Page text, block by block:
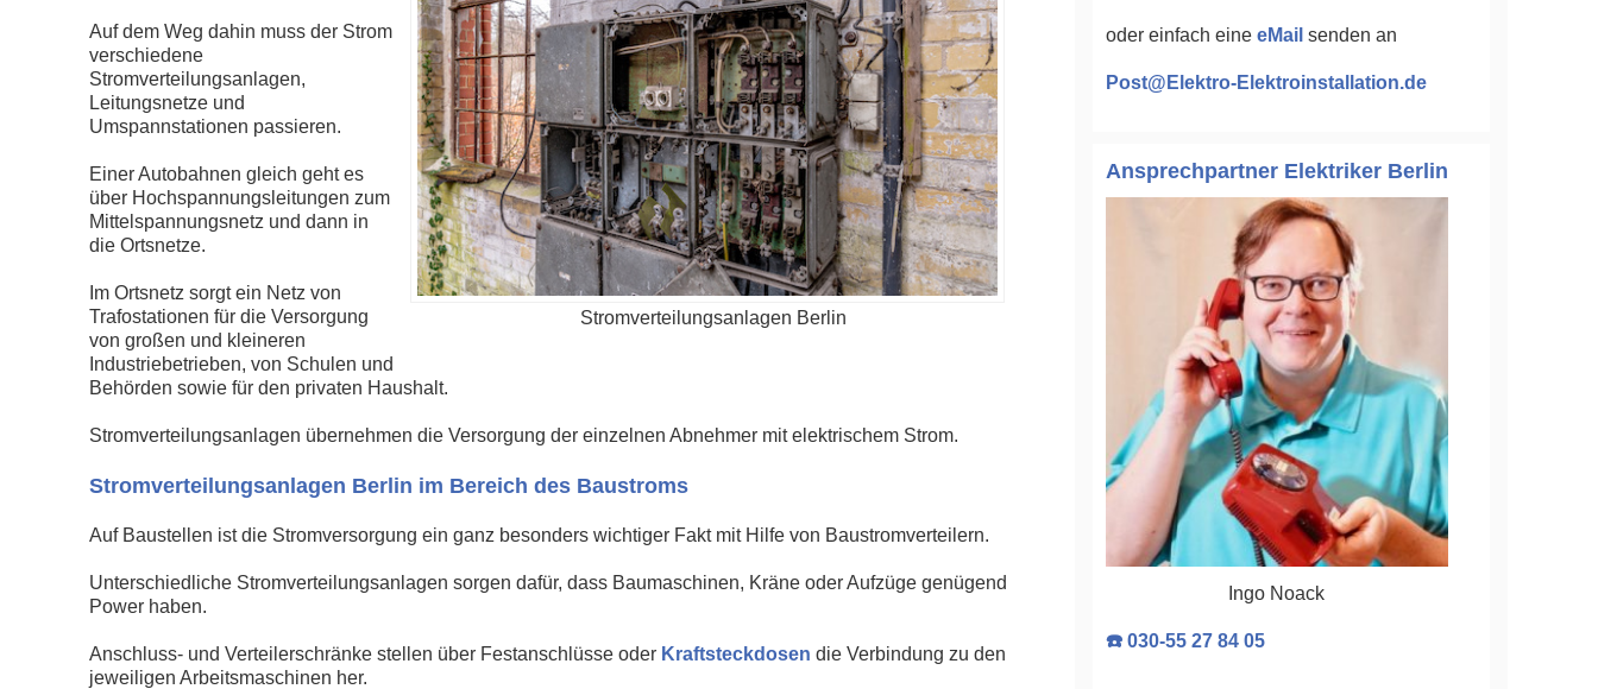
Stromverteilungsanlagen Berlin
Auf dem Weg dahin muss der Strom
verschiedene
Stromverteilungsanlagen,
Leitungsnetze und
Umspannstationen passieren.
Einer Autobahnen gleich geht es
über Hochspannungsleitungen zum
Mittelspannungsnetz und dann in
die Ortsnetze.
Im Ortsnetz sorgt ein Netz von
Trafostationen für die Versorgung
von großen und kleineren
Industriebetrieben, von Schulen und
Behörden sowie für den privaten Haushalt.
Stromverteilungsanlagen übernehmen die Versorgung der einzelnen Abnehmer mit elektrischem Strom.
Stromverteilungsanlagen Berlin im Bereich des Baustroms
Auf Baustellen ist die Stromversorgung ein ganz besonders wichtiger Fakt mit Hilfe von Baustromverteilern.
Unterschiedliche Stromverteilungsanlagen sorgen dafür, dass Baumaschinen, Kräne oder Aufzüge genügend
Power haben.
Anschluss- und Verteilerschränke stellen über Festanschlüsse oder Kraftsteckdosen die Verbindung zu den
jeweiligen Arbeitsmaschinen her.
oder einfach eine eMail senden an
Post@Elektro-Elektroinstallation.de
Ansprechpartner Elektriker Berlin
Ingo Noack
☎️ 030-55 27 84 05